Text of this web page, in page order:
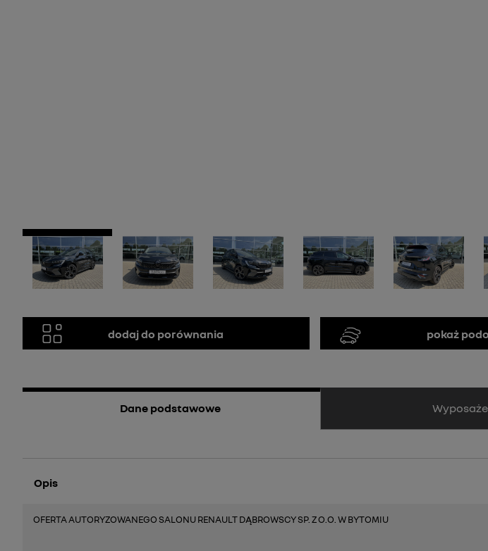
dodaj do porównania pokaż
Dane podstawowe
Opis
OFERTA AUTORYZOWANEGO SALONU RENAULT DĄBROWSCY SP. Z O.O. W BYTOMIU